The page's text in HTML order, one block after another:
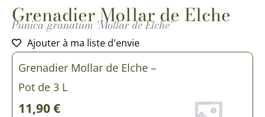
Grenadier Mollar de Elche
Punica granatum 'Mollar de Elche'
Ajouter à ma liste d'envie
Grenadier Mollar de Elche –
Pot de 3 L
11,90€